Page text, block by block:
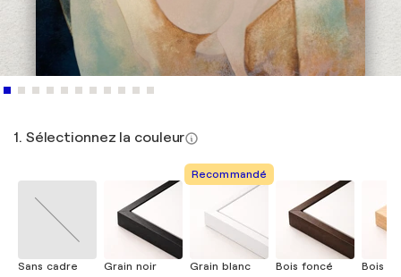
1. Sélectionnez la couleur
Sans cadre
Grain noir
Recommandé
Grain blanc
Bois foncé
Bois